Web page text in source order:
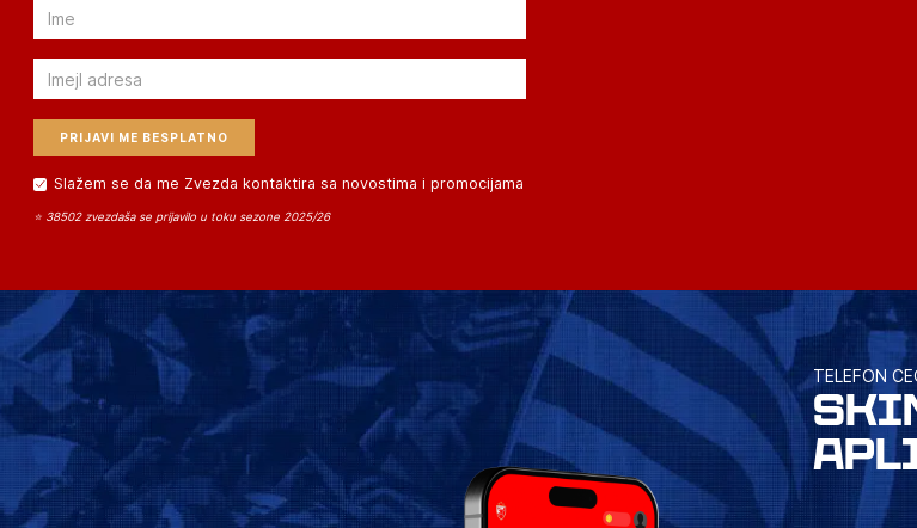
Email
Email
Slažem se da me Zvezda kontaktira sa novostima i promocijama
⭐ 38502 zvezdaša se prijavilo u toku sezone 2025/26
TELEFON